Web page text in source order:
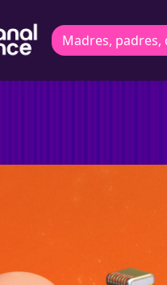
Madres, padres,